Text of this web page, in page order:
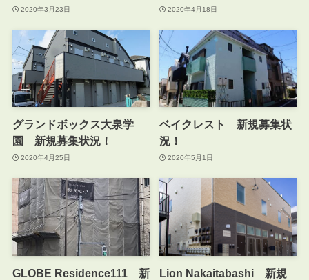
2020年3月23日 2020年4月18日
グランドボックス大泉学
園 新規募集状況！
2020年4月25日
ベイクレスト 新規募集状
況！
2020年5月1日
GLOBE Residence111 新
Lion Nakaitabashi 新規